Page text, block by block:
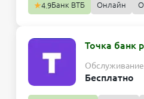
4.9Банк ВТБ Онлайн
Точка банк
Обслуживание
Бесплатно